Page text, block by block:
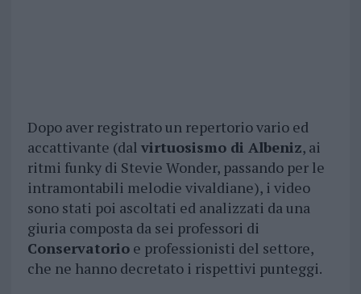
Dopo aver registrato un repertorio vario ed
accattivante (dal virtuosismo di Albeniz, ai
ritmi funky di Stevie Wonder, passando per le
intramontabili melodie vivaldiane), i video
sono stati poi ascoltati ed analizzati da una
giuria composta da sei professori di
Conservatorioe professionisti del settore,
che ne hanno decretato i rispettivi punteggi.